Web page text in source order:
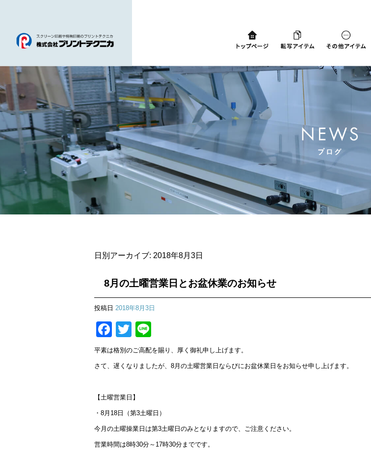
日別アーカイブ: 2018年8月3日
8月の土曜営業日とお盆休業のお知らせ
投稿日 2018年8月3日
Facebook
Twitter
平素は格別のご高配を賜り、厚く御礼申し上げます。
さて、遅くなりましたが、8月の土曜営業日ならびにお盆休業日をお知らせ申し上げます。
【土曜営業日】
・8月18日（第3土曜日）
今月の土曜操業日は第3土曜日のみとなりますので、ご注意ください。
営業時間は8時30分～17時30分までです。